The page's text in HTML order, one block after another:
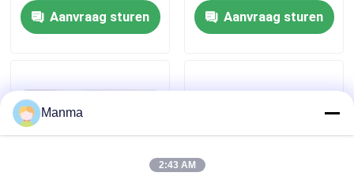
Verzoek om een Citaat
ISUZU Truck Parts
Aanvraag sturen
Aanvraag sturen
Manma
2:43 AM